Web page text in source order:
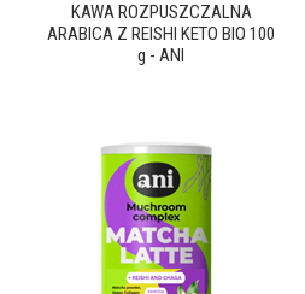
KAWA ROZPUSZCZALNA
ARABICA Z REISHI KETO BIO 100
g - ANI